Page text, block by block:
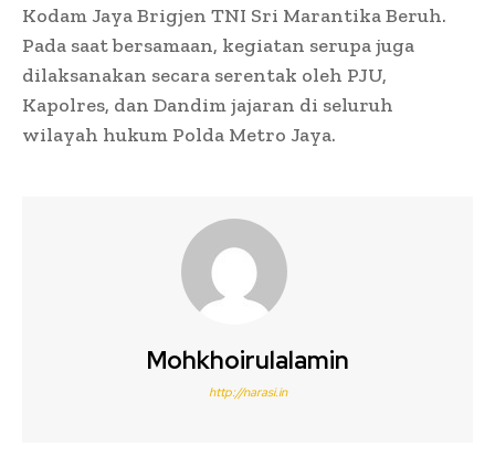
Kodam Jaya Brigjen TNI Sri Marantika Beruh.
Pada saat bersamaan, kegiatan serupa juga
dilaksanakan secara serentak oleh PJU,
Kapolres, dan Dandim jajaran di seluruh
wilayah hukum Polda Metro Jaya.
Mohkhoirulalamin
http://narasi.in